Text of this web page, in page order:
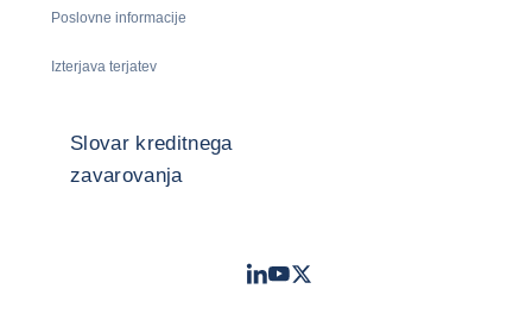
Poslovne informacije
Izterjava terjatev
Slovar kreditnega
zavarovanja
LinkedIn
Youtube
Twitter